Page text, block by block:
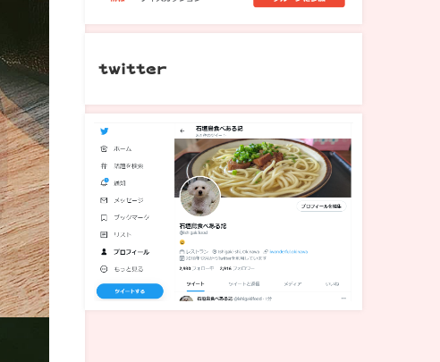
twitter